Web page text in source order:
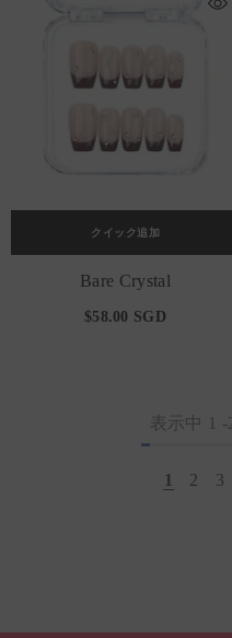
クイック追加
Bare Crystal
$58.00 SGD
表示中 1 -
1 2 3